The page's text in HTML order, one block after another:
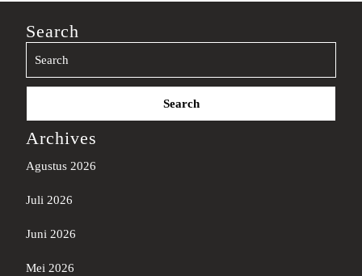
Search
Search
Archives
Agustus 2026
Juli 2026
Juni 2026
Mei 2026